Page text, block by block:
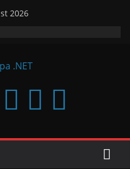
2026